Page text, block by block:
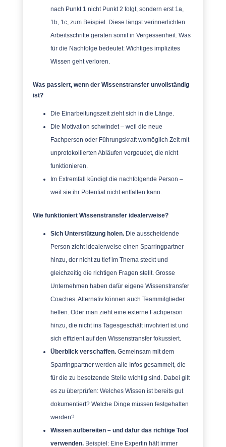
nach Punkt 1 nicht Punkt 2 folgt, sondern erst 1a,
1b, 1c, zum Beispiel. Diese längst verinnerlichten
Arbeitsschritte geraten somit in Vergessenheit. Was
für die Nachfolge bedeutet: Wichtiges implizites
Wissen geht verloren.
Was passiert, wenn der Wissenstransfer unvollständig
ist?
Die Einarbeitungszeit zieht sich in die Länge.
Die Motivation schwindet – weil die neue
Fachperson oder Führungskraft womöglich Zeit mit
unprotokollierten Abläufen vergeudet, die nicht
funktionieren.
Im Extremfall kündigt die nachfolgende Person –
weil sie ihr Potential nicht entfalten kann.
Wie funktioniert Wissenstransfer idealerweise?
Sich Unterstützung holen.Die ausscheidende
Person zieht idealerweise einen Sparringpartner
hinzu, der nicht zu tief im Thema steckt und
gleichzeitig die richtigen Fragen stellt. Grosse
Unternehmen haben dafür eigene Wissenstransfer
Coaches. Alternativ können auch Teammitglieder
helfen. Oder man zieht eine externe Fachperson
hinzu, die nicht ins Tagesgeschäft involviert ist und
sich effizient auf den Wissenstransfer fokussiert.
Überblick verschaffen.Gemeinsam mit dem
Sparringpartner werden alle Infos gesammelt, die
für die zu besetzende Stelle wichtig sind. Dabei gilt
es zu überprüfen: Welches Wissen ist bereits gut
dokumentiert? Welche Dinge müssen festgehalten
werden?
Wissen aufbereiten – und dafür das richtige Tool
verwenden.Beispiel: Eine Expertin hält immer